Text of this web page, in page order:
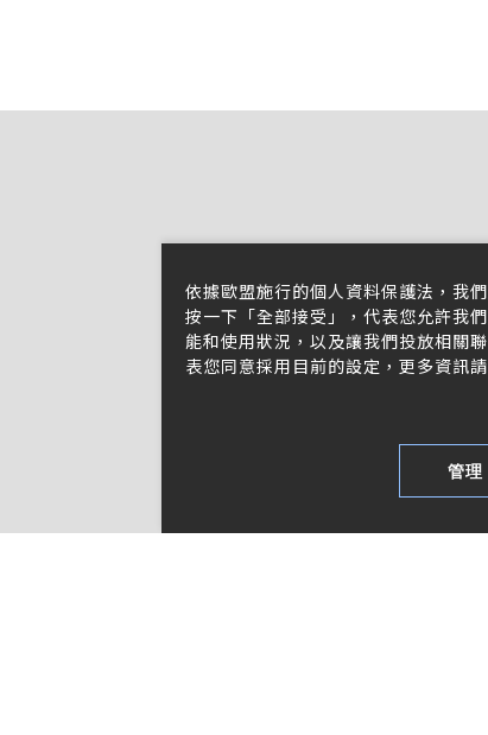
依據歐盟施行的個人資料保護法，我
按一下「全部接受」，代表您允許我
能和使用狀況，以及讓我們投放相關
表您同意採用目前的設定，更多資訊
管